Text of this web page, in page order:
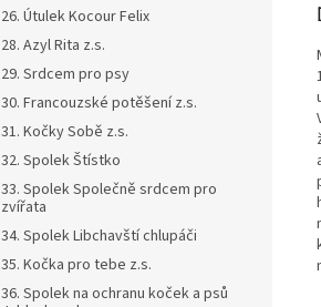
26. Útulek Kocour Felix
28. Azyl Rita z.s.
29. Srdcem pro psy
30. Francouzské potěšení z.s.
31. Kočky Sobě z.s.
32. Spolek Štístko
33. Spolek Společně srdcem pro
zvířata
34. Spolek Libchavští chlupáči
35. Kočka pro tebe z.s.
36. Spolek na ochranu koček a psů